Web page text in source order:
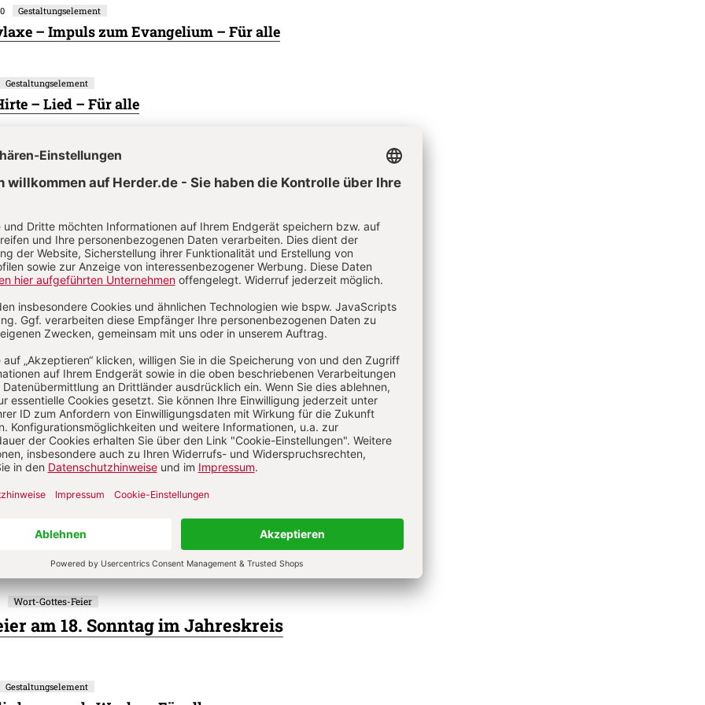
Gestaltungselement
– Impuls zum Evangelium – Für alle
Gestaltungselement
– Lied – Für alle
Wort-Gottes-Feier
am 17. Sonntag im Jahreskreis
Gestaltungselement
ist – Impuls – Für alle
Gestaltungselement
– Impulse zum Evangelium – Für alle
Gestaltungselement
heute – Katechese – Für Kinder
Gestaltungselement
was da ist – Predigtimpuls – Für Erwachsene
Gestaltungselement
werden – Meditation – Für alle
Wort-Gottes-Feier
am 18. Sonntag im Jahreskreis
Gestaltungselement